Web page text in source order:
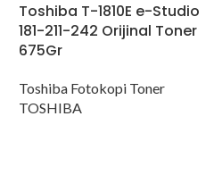
Toshiba T-1810E e-Studio
181-211-242 Orijinal Toner
675Gr
Toshiba Fotokopi Toner
TOSHIBA